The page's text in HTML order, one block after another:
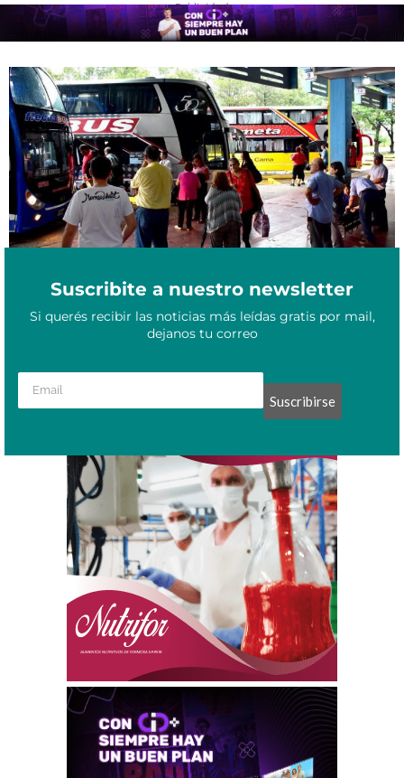
- Publicidad -
Resaltan el gran movimiento turístico que hubo en la provincia
durante el receso invernal
Julio 25, 2023
Suscribite a nuestro newsletter
Si querés recibir las noticias más leídas gratis por mail,
dejanos tu correo
Suscribirse